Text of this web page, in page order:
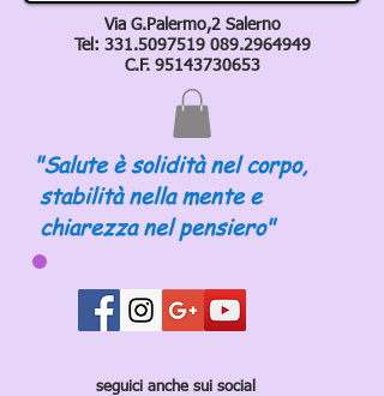
Via G.Palermo,2 Salerno
Tel: 331.5097519 089.2964949
C.F. 95143730653
"Salute è solidità nel corpo,
stabilità nella mente e
chiarezza nel pensiero"
seguici anche sui social